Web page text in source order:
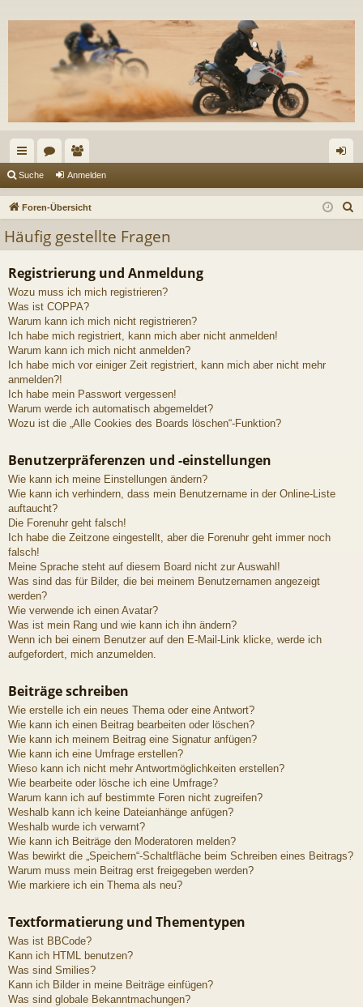
ch
ne
ug
riff
en
itg
lie
r
m
de
Suche Anmelden
Foren-Übersicht
Häufig gestellte Fragen
Registrierung und Anmeldung
Wozu muss ich mich registrieren?
Was ist COPPA?
Warum kann ich mich nicht registrieren?
Ich habe mich registriert, kann mich aber nicht anmelden!
Warum kann ich mich nicht anmelden?
Ich habe mich vor einiger Zeit registriert, kann mich aber nicht mehr
anmelden?!
Ich habe mein Passwort vergessen!
Warum werde ich automatisch abgemeldet?
Wozu ist die „Alle Cookies des Boards löschen“-Funktion?
Benutzerpräferenzen und -einstellungen
Wie kann ich meine Einstellungen ändern?
Wie kann ich verhindern, dass mein Benutzername in der Online-Liste
auftaucht?
Die Forenuhr geht falsch!
Ich habe die Zeitzone eingestellt, aber die Forenuhr geht immer noch
falsch!
Meine Sprache steht auf diesem Board nicht zur Auswahl!
Was sind das für Bilder, die bei meinem Benutzernamen angezeigt
werden?
Wie verwende ich einen Avatar?
Was ist mein Rang und wie kann ich ihn ändern?
Wenn ich bei einem Benutzer auf den E-Mail-Link klicke, werde ich
aufgefordert, mich anzumelden.
Beiträge schreiben
Wie erstelle ich ein neues Thema oder eine Antwort?
Wie kann ich einen Beitrag bearbeiten oder löschen?
Wie kann ich meinem Beitrag eine Signatur anfügen?
Wie kann ich eine Umfrage erstellen?
Wieso kann ich nicht mehr Antwortmöglichkeiten erstellen?
Wie bearbeite oder lösche ich eine Umfrage?
Warum kann ich auf bestimmte Foren nicht zugreifen?
Weshalb kann ich keine Dateianhänge anfügen?
Weshalb wurde ich verwarnt?
Wie kann ich Beiträge den Moderatoren melden?
Was bewirkt die „Speichern“-Schaltfläche beim Schreiben eines Beitrags?
Warum muss mein Beitrag erst freigegeben werden?
Wie markiere ich ein Thema als neu?
Textformatierung und Thementypen
Was ist BBCode?
Kann ich HTML benutzen?
Was sind Smilies?
Kann ich Bilder in meine Beiträge einfügen?
Was sind globale Bekanntmachungen?